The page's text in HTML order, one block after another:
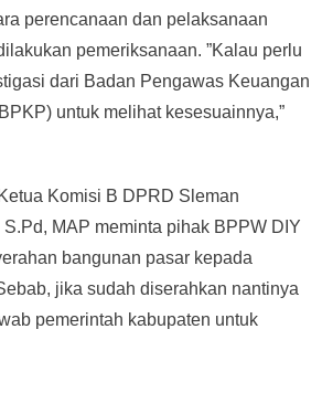
perencanaan dan pelaksanaan
pemeriksanaan. ”Kalau perlu
dari Badan Pengawas Keuangan
untuk melihat kesesuainnya,”
Komisi B DPRD Sleman
MAP meminta pihak BPPW DIY
bangunan pasar kepada
jika sudah diserahkan nantinya
pemerintah kabupaten untuk